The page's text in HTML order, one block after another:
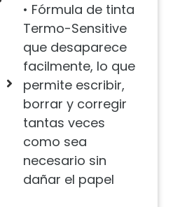
• Fórmula de tinta
Termo-Sensitive
que desaparece
facilmente, lo que
permite escribir,
borrar y corregir
tantas veces
como sea
necesario sin
dañar el papel